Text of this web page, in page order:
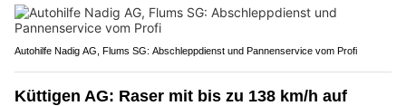
Autohilfe Nadig AG, Flums SG: Abschleppdienst und Pannenservice vom Profi
Küttigen AG: Raser mit bis zu 138 km/h auf